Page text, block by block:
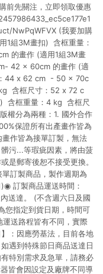
先關注，立即領取優惠
NwPqWFVX (我要加購
1組3M畫扣) 含框重量：
的畫作 (適用1組3M畫
42 x 60cm 的畫作 (適
44 x 62 cm - 50 x 70c
含框尺寸：52 x 72 c
含框重量：4 kg 含框尺
分為兩種：1. 國外合作
保證所有出產畫作皆為
作皆為接單訂製，無法
污...等瑕疵因素，將由菠
是郵寄後恕不接受更換。
訂製商品，製作週期為
訂製商品運送時間：
送達。 (不含週六日及國
您指定到貨日期，時間可
送路程皆有不同，實際
：因應勞基法，目前各地
遇到特殊節日商品送達日
特別需求及急單，請務必
皆會因設定及廠牌不同導